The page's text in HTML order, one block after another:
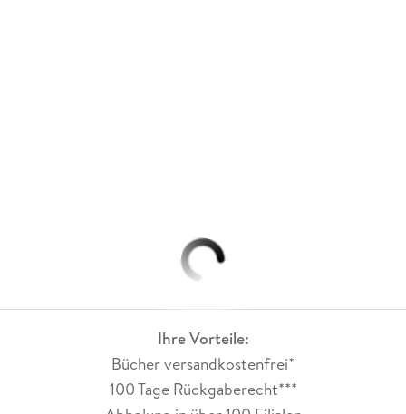
Ihre Vorteile:
Bücher versandkostenfrei*
100 Tage Rückgaberecht***